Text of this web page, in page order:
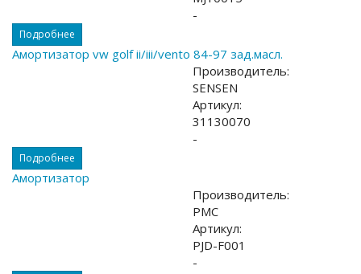
-
Подробнее
Амортизатор vw golf ii/iii/vento 84-97 зад.масл.
Производитель:
SENSEN
Артикул:
31130070
-
Подробнее
Амортизатор
Производитель:
PMC
Артикул:
PJD-F001
-